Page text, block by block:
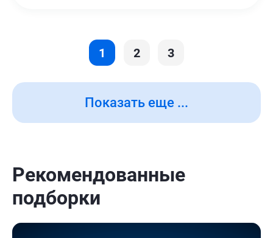
Показать еще ...
1 2 3
Рекомендованные
подборки